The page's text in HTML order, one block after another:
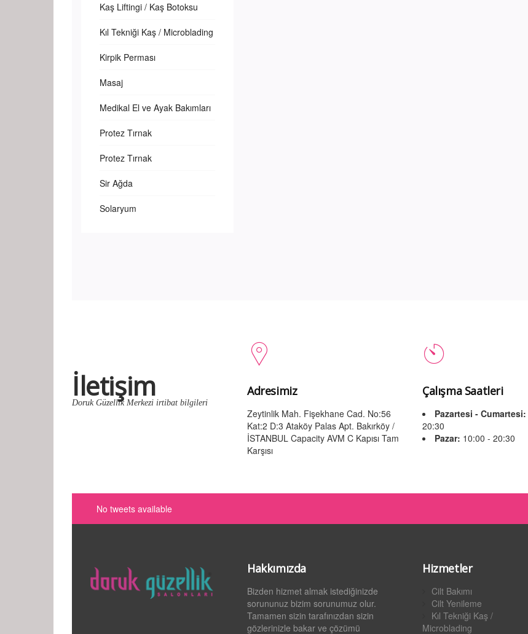
Kaş Liftingi / Kaş Botoksu
Kıl Tekniği Kaş / Microblading
Kirpik Perması
Masaj
Medikal El ve Ayak Bakımları
Protez Tırnak
Protez Tırnak
Sir Ağda
Solaryum
İletişim
Doruk Güzellik Merkezi irtibat bilgileri
Adresimiz
Zeytinlik Mah. Fişekhane Cad. No:56
Kat:2 D:3 Ataköy Palas Apt. Bakırköy /
İSTANBUL Capacity AVM C Kapısı Tam
Karşısı
Çalışma Saatleri
Pazartesi - Cumartesi:
20:30
Pazar: 10:00 - 20:30
No tweets available
Hakkımızda
Bizden hizmet almak istediğinizde
sorununuz bizim sorunumuz olur.
Tamamen sizin tarafınızdan sizin
gözlerinizle bakar ve çözümü
Hizmetler
Cilt Bakımı
Cilt Yenileme
Kıl Tekniği Kaş /
Microblading